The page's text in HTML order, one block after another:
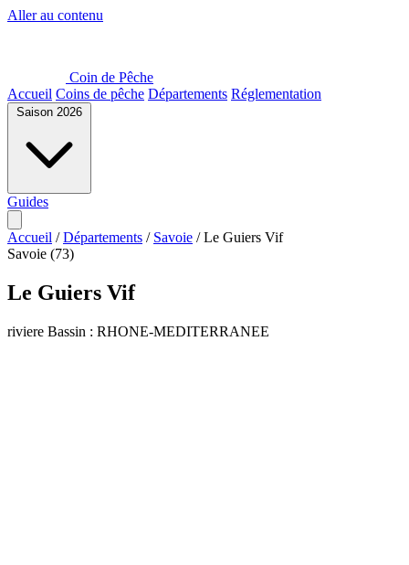
Aller au contenu
Coin de Pêche
Accueil Coins de pêche Départements Réglementation
Saison 2026
Guides
Accueil / Départements / Savoie / Le Guiers Vif
Savoie (73)
Le Guiers Vif
riviere Bassin : RHONE-MEDITERRANEE